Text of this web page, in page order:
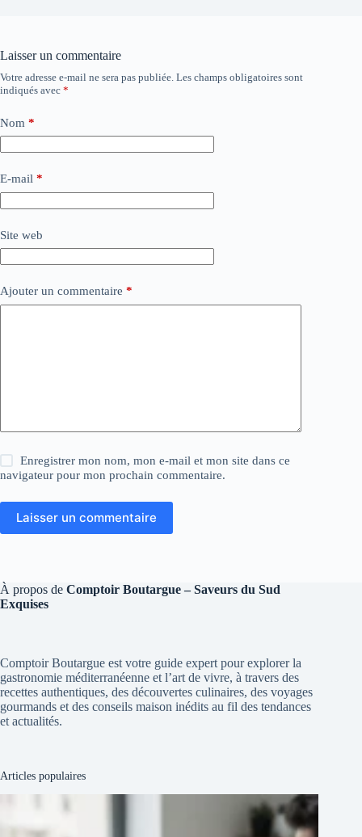
Laisser un commentaire
Votre adresse e-mail ne sera pas publiée. Les champs obligatoires sont
indiqués avec *
Nom *
E-mail *
Site web
Ajouter un commentaire *
Enregistrer mon nom, mon e-mail et mon site dans ce
navigateur pour mon prochain commentaire.
Laisser un commentaire
À propos de Comptoir Boutargue – Saveurs du Sud
Exquises
Comptoir Boutargue est votre guide expert pour explorer la
gastronomie méditerranéenne et l’art de vivre, à travers des
recettes authentiques, des découvertes culinaires, des voyages
gourmands et des conseils maison inédits au fil des tendances
et actualités.
Articles populaires